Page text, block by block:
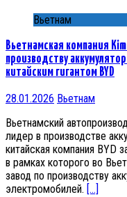
Вьетнам
Вьетнамская компания
производству
китайским гигантом BYD
28.01.2026 Вьетнам
Вьетнамский
лидер в производстве
китайская компания BYD
в рамках которого во
завод по производству
электромобилей. […]